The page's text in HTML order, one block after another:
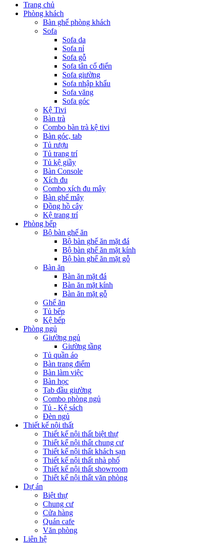
Trang chủ
Phòng khách
Bàn ghế phòng khách
Sofa
Sofa da
Sofa nỉ
Sofa gỗ
Sofa tân cổ điển
Sofa giường
Sofa nhập khẩu
Sofa văng
Sofa góc
Kệ Tivi
Bàn trà
Combo bàn trà kệ tivi
Bàn góc, tab
Tủ rượu
Tủ trang trí
Tủ kệ giầy
Bàn Console
Xích đu
Combo xích đu mây
Bàn ghế mây
Đồng hồ cây
Kệ trang trí
Phòng bếp
Bộ bàn ghế ăn
Bộ bàn ghế ăn mặt đá
Bộ bàn ghế ăn mặt kính
Bộ bàn ghế ăn mặt gỗ
Bàn ăn
Bàn ăn mặt đá
Bàn ăn mặt kính
Bàn ăn mặt gỗ
Ghế ăn
Tủ bếp
Kệ bếp
Phòng ngủ
Giường ngủ
Giường tầng
Tủ quần áo
Bàn trang điểm
Bàn làm việc
Bàn học
Tab đầu giường
Combo phòng ngủ
Tủ - Kệ sách
Đèn ngủ
Thiết kế nội thất
Thiết kế nội thất biệt thự
Thiết kế nội thất chung cư
Thiết kế nội thất khách sạn
Thiết kế nội thất nhà phố
Thiết kế nội thất showroom
Thiết kế nội thất văn phòng
Dự án
Biệt thự
Chung cư
Cửa hàng
Quán cafe
Văn phòng
Liên hệ